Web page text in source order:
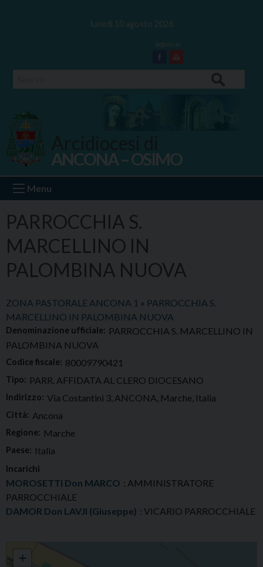
lunedì 10 agosto 2026
Facebook
Youtube
Ancona Osimo
ANCONA – OSIMO
Menu
PARROCCHIA S.
MARCELLINO IN
PALOMBINA NUOVA
ZONA PASTORALE ANCONA 1 » PARROCCHIA S.
MARCELLINO IN PALOMBINA NUOVA
Denominazione ufficiale: PARROCCHIA S. MARCELLINO IN
PALOMBINA NUOVA
Codice fiscale: 80009790421
Tipo: PARR. AFFIDATA AL CLERO DIOCESANO
Indirizzo: Via Costantini 3, ANCONA, Marche, Italia
Città: Ancona
Regione: Marche
Paese: Italia
Incarichi
MOROSETTI Don MARCO : AMMINISTRATORE
PARROCCHIALE
DAMOR Don LAVJI (Giuseppe) : VICARIO PARROCCHIALE
+